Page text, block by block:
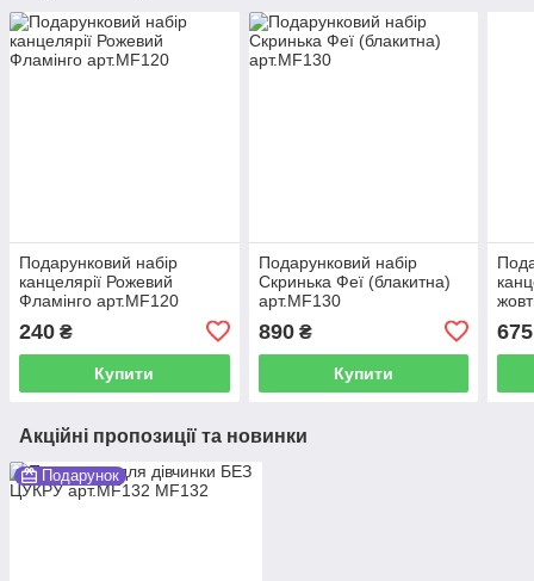
Подарунковий набір
канцелярії Рожевий
Фламінго арт.MF120
240 ₴
Купити
Подарунковий набір
Скринька Феї (блакитна)
арт.MF130
890₴
Купити
675
Акційні пропозиції та новинки
Подарунок